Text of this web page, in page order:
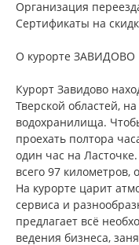
Организация
Сертификаты на
О курорте ЗАВИДОВО
Курорт Завидово
Тверской областей,
водохранилища.
проехать полтора
один час на
всего 97 километров,
На курорте царит
сервиса и
предлагает всё
ведения бизнеса,